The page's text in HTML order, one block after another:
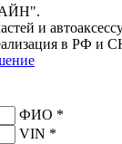
и
в РФ и
ФИО *
VIN *